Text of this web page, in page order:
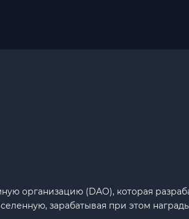
организацию (DAO), которая
зарабатывая при этом